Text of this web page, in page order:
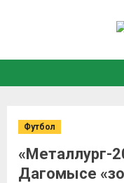
Футбол
«Металлург-
Дагомысе